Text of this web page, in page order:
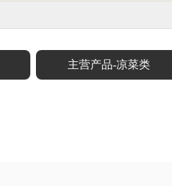
主营产品-凉菜类